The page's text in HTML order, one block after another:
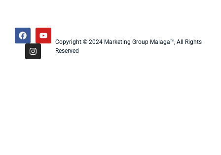
Copyright © 2024 Marketing Group Malaga™, All Rights
Reserved